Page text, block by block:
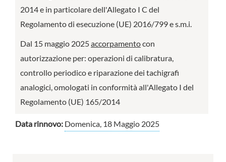
2014 e in particolare dell'Allegato I C del
Regolamento di esecuzione (UE) 2016/799 e s.m.i.
Dal 15 maggio 2025accorpamentocon
autorizzazione per: operazioni di calibratura,
controllo periodico e riparazione dei tachigrafi
analogici, omologati in conformità all'Allegato I del
Regolamento (UE) 165/2014
Data rinnovo: Domenica, 18 Maggio 2025